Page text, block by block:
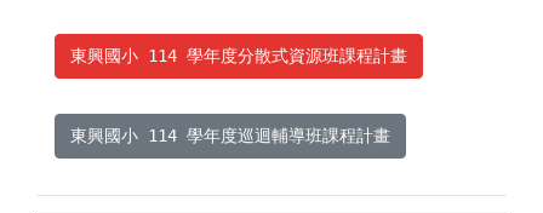
東興國小 114 學年度分散式資源班課程計畫
東興國小 114 學年度巡迴輔導班課程計畫